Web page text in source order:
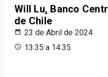
Will Lu, Banco
de Chile
23 de Abril de 2024
13:35 a 14:35